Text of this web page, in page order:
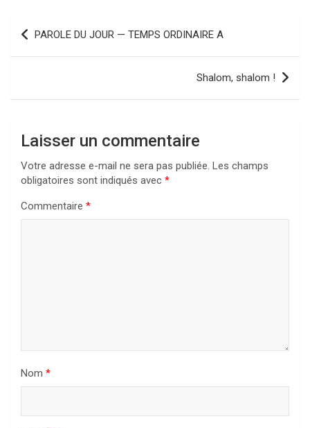
Navigation
de
PAROLE DU JOUR — TEMPS ORDINAIRE A
Shalom, shalom !
Laisser un commentaire
Votre adresse e-mail ne sera pas publiée. Les champs
obligatoires sont indiqués avec *
Commentaire *
Nom *